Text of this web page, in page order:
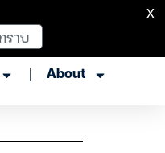
About
ราบ
X